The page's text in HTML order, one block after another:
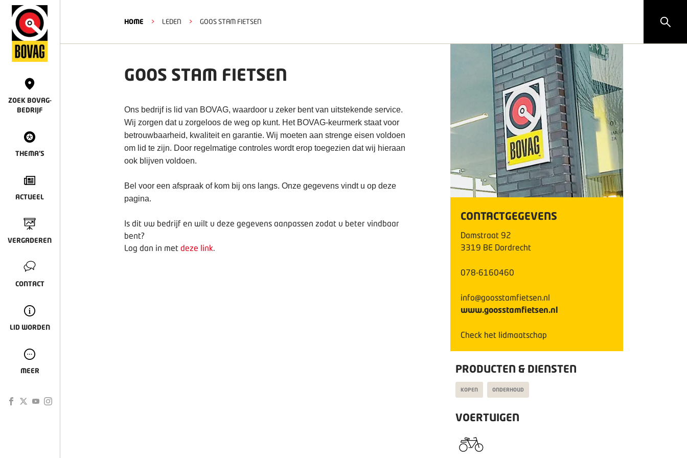
ZOEK BOVAG-
BEDRIJF
THEMA'S
ACTUEEL
VERGADEREN
CONTACT
LID WORDEN
MEER
HOME > LEDEN > GOOS STAM FIETSEN
GOOS STAM FIETSEN
Ons bedrijf is lid van BOVAG, waardoor u zeker bent van uitstekende service.
Wij zorgen dat u zorgeloos de weg op kunt. Het BOVAG-keurmerk staat voor
betrouwbaarheid, kwaliteit en garantie. Wij moeten aan strenge eisen voldoen
om lid te zijn. Door regelmatige controles wordt erop toegezien dat wij hieraan
ook blijven voldoen.
Bel voor een afspraak of kom bij ons langs. Onze gegevens vindt u op deze
pagina.
Is dit uw bedrijf en wilt u deze gegevens aanpassen zodat u beter vindbaar
bent?
Log dan in met deze link.
CONTACTGEGEVENS
Damstraat 92
3319 BE Dordrecht
078-6160460
info@goosstamfietsen.nl
www.goosstamfietsen.nl
Check het lidmaatschap
PRODUCTEN & DIENSTEN
KOPEN ONDERHOUD
VOERTUIGEN